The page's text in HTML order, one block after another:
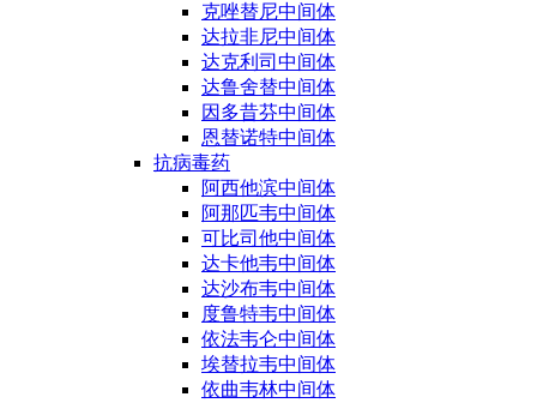
克唑替尼中间体
达拉非尼中间体
达克利司中间体
达鲁舍替中间体
因多昔芬中间体
恩替诺特中间体
抗病毒药
阿西他滨中间体
阿那匹韦中间体
可比司他中间体
达卡他韦中间体
达沙布韦中间体
度鲁特韦中间体
依法韦仑中间体
埃替拉韦中间体
依曲韦林中间体